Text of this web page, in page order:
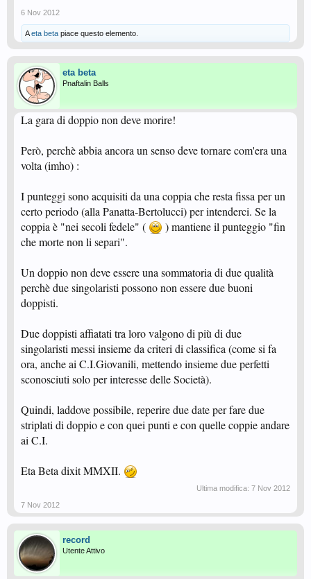
6 Nov 2012
Aeta beta piace questo elemento.
eta beta
Pnaftalin Balls
La gara di doppio non deve morire!
Però, perchè abbia ancora un senso deve tornare com'era una
volta (imho) :
I punteggi sono acquisiti da una coppia che resta fissa per un
certo periodo (alla Panatta-Bertolucci) per intenderci. Se la
coppia è "nei secoli fedele" (
) mantiene il punteggio "fin
che morte non li separi".
Un doppio non deve essere una sommatoria di due qualità
perchè due singolaristi possono non essere due buoni
doppisti.
Due doppisti affiatati tra loro valgono di più di due
singolaristi messi insieme da criteri di classifica (come si fa
ora, anche ai C.I.Giovanili, mettendo insieme due perfetti
sconosciuti solo per interesse delle Società).
Quindi, laddove possibile, reperire due date per fare due
striplati di doppio e con quei punti e con quelle coppie andare
ai C.I.
Eta Beta dixit MMXII.
Ultima modifica: 7 Nov 2012
7 Nov 2012
record
Utente Attivo